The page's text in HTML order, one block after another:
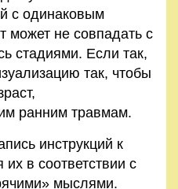
с одинаковым
может не совпадать с
стадиями. Если так,
так, чтобы
ранним травмам.
инструкций к
в соответствии с
мыслями.